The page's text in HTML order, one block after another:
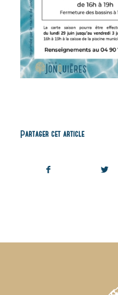
Partager cet article